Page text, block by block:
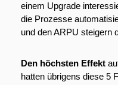
einem Upgrade
die Prozesse
und den ARPU steigern
Den höchsten Effekt
hatten übrigens diese 5